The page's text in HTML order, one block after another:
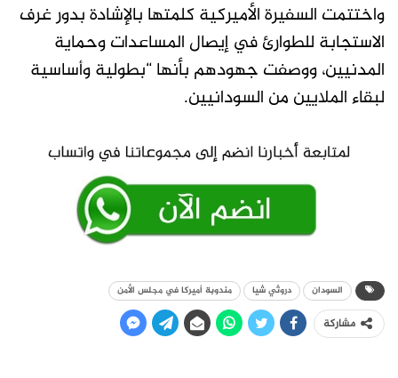
واختتمت السفيرة الأميركية كلمتها بالإشادة بدور غرف
الاستجابة للطوارئ في إيصال المساعدات وحماية
المدنيين، ووصفت جهودهم بأنها “بطولية وأساسية
لبقاء الملايين من السودانيين.
السودان دروثي شيا مندوبة أميركا في مجلس الأمن
مشاركة